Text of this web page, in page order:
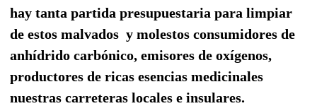
hay tanta partida presupuestaria para limpiar
de estos malvados y molestos consumidores de
anhídrido carbónico, emisores de oxígenos,
productores de ricas esencias medicinales
nuestras carreteras locales e insulares.